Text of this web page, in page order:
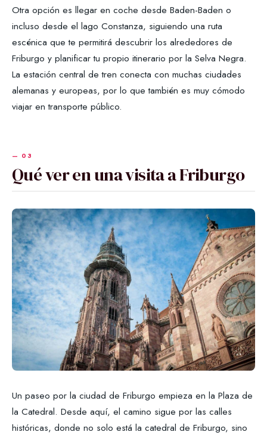
Otra opción es llegar en coche desde Baden-Baden o
incluso desde el lago Constanza, siguiendo una ruta
escénica que te permitirá descubrir los alrededores de
Friburgo y planificar tu propio itinerario por la Selva Negra.
La estación central de tren conecta con muchas ciudades
alemanas y europeas, por lo que también es muy cómodo
viajar en transporte público.
Qué ver en una visita a Friburgo
Un paseo por la ciudad de Friburgo empieza en la Plaza de
la Catedral. Desde aquí, el camino sigue por las calles
históricas, donde no solo está la catedral de Friburgo, sino